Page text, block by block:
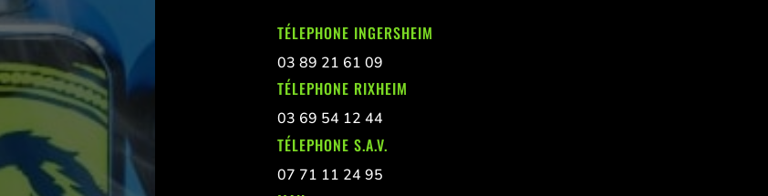
TÉLEPHONE INGERSHEIM
03 89 21 61 09
TÉLEPHONE RIXHEIM
03 69 54 12 44
TÉLEPHONE S.A.V.
07 71 11 24 95